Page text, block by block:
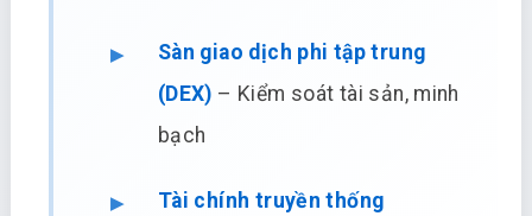
Sàn giao dịch phi tập trung
(DEX) – Kiểm soát tài sản, minh
bạch
Tài chính truyền thống